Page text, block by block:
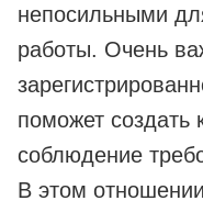
непосильными
работы. Очень
поможет создать
соблюдение
В этом